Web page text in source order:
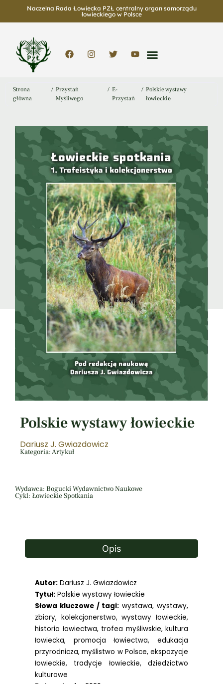
Naczelna Rada Łowiecka PZŁ centralny organ samorządu
łowieckiego w Polsce
Strona
główna
/ Przystań
Myśliwego
/ E-
Przystań
/ Polskie wystawy
łowieckie
Polskie wystawy łowieckie
Dariusz J. Gwiazdowicz
Kategoria: Artykuł
Wydawca: Bogucki Wydawnictwo Naukowe
Cykl: Łowieckie Spotkania
Opis
Autor: Dariusz J. Gwiazdowicz
Tytuł: Polskie wystawy łowieckie
Słowa kluczowe / tagi: wystawa, wystawy,
zbiory, kolekcjonerstwo, wystawy łowieckie,
historia łowiectwa, trofea myśliwskie, kultura
łowiecka, promocja łowiectwa, edukacja
przyrodnicza, myślistwo w Polsce, ekspozycje
łowieckie, tradycje łowieckie, dziedzictwo
kulturowe